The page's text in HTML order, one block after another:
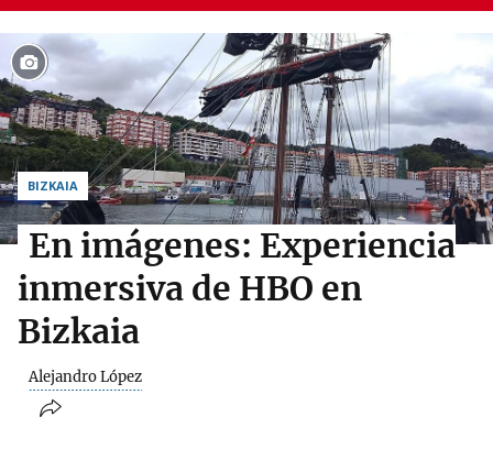
BIZKAIA
En imágenes: Experiencia
inmersiva de HBO en
Bizkaia
Alejandro López